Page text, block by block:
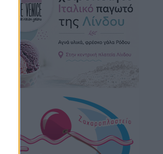
Hotels – Χατζηλαζάρου – Προχωρά
καινούργιο ξενοδοχείο στην Κω
Τοπικές Ειδήσεις•
Αυτοκίνητο μπήκε παράνομα σε
μονόδρομο στο Μαστιχάρι –
Αναποδογύρισε όχημα με μητέρα και
πριν 4 ώρες
“Η Ευρώπη αντιμετώπιζε το
προσφυγικό σαν ταινία τρόμου” – Η